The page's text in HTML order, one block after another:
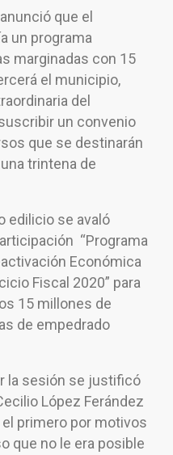
que el
un programa
marginadas con 15
el municipio,
del
un convenio
que se destinarán
trintena de
edilicio se avaló
“Programa
Económica
Fiscal 2020” para
15 millones de
de empedrado
la sesión se justificó
López Ferández
el primero por motivos
que no le era posible